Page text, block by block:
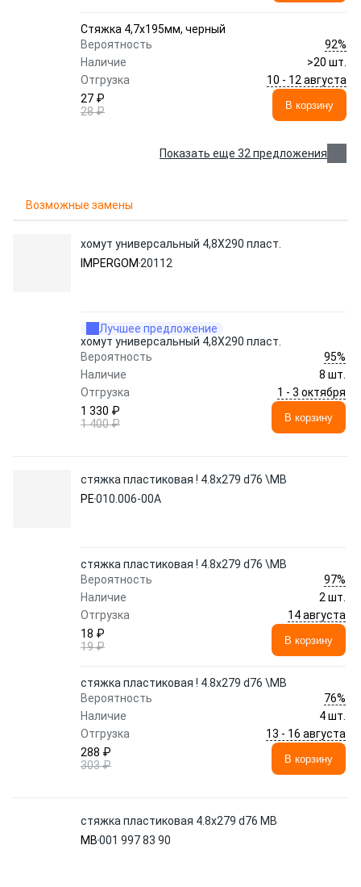
Стяжка 4,7х195мм, черный
Вероятность
92%
Наличие
>20 шт.
Отгрузка
10 - 12 августа
27 ₽
28 ₽
В корзину
Показать еще 32 предложения
Возможные замены
хомут универсальный 4,8X290 пласт.
IMPERGOM 20112
Лучшее предложение
хомут универсальный 4,8X290 пласт.
Вероятность
95%
Наличие
8 шт.
Отгрузка
1 - 3 октября
1 330 ₽
1 400 ₽
В корзину
стяжка пластиковая ! 4.8х279 d76 \MB
PE010.006-00A
стяжка пластиковая ! 4.8х279 d76 \MB
Вероятность
97%
Наличие
2 шт.
Отгрузка
14 августа
18 ₽
19 ₽
В корзину
стяжка пластиковая ! 4.8х279 d76 \MB
Вероятность
76%
Наличие
4 шт.
Отгрузка
13 - 16 августа
288 ₽
303 ₽
В корзину
стяжка пластиковая 4.8х279 d76 MB
MB001 997 83 90